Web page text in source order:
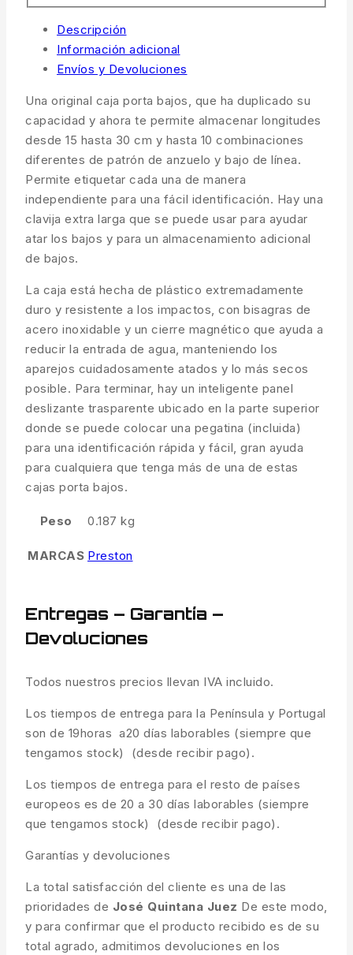
Descripción
Información adicional
Envíos y Devoluciones
Una original caja porta bajos, que ha duplicado su
capacidad y ahora te permite almacenar longitudes
desde 15 hasta 30 cm y hasta 10 combinaciones
diferentes de patrón de anzuelo y bajo de línea.
Permite etiquetar cada una de manera
independiente para una fácil identificación. Hay una
clavija extra larga que se puede usar para ayudar
atar los bajos y para un almacenamiento adicional
de bajos.
La caja está hecha de plástico extremadamente
duro y resistente a los impactos, con bisagras de
acero inoxidable y un cierre magnético que ayuda a
reducir la entrada de agua, manteniendo los
aparejos cuidadosamente atados y lo más secos
posible. Para terminar, hay un inteligente panel
deslizante trasparente ubicado en la parte superior
donde se puede colocar una pegatina (incluida)
para una identificación rápida y fácil, gran ayuda
para cualquiera que tenga más de una de estas
cajas porta bajos.
Peso 0.187 kg
MARCAS Preston
Entregas – Garantía –
Devoluciones
Todos nuestros precios llevan IVA incluido.
Los tiempos de entrega para la Península y Portugal
son de 19horas a20 días laborables (siempre que
tengamos stock) (desde recibir pago).
Los tiempos de entrega para el resto de países
europeos es de 20 a 30 días laborables (siempre
que tengamos stock) (desde recibir pago).
Garantías y devoluciones
La total satisfacción del cliente es una de las
prioridades de José Quintana Juez De este modo,
y para confirmar que el producto recibido es de su
total agrado, admitimos devoluciones en los